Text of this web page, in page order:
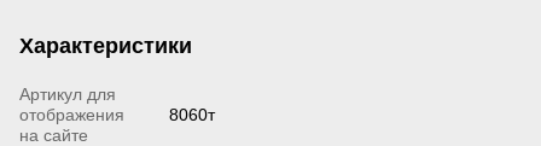
Характеристики
Артикул для
отображения
на сайте
8060т